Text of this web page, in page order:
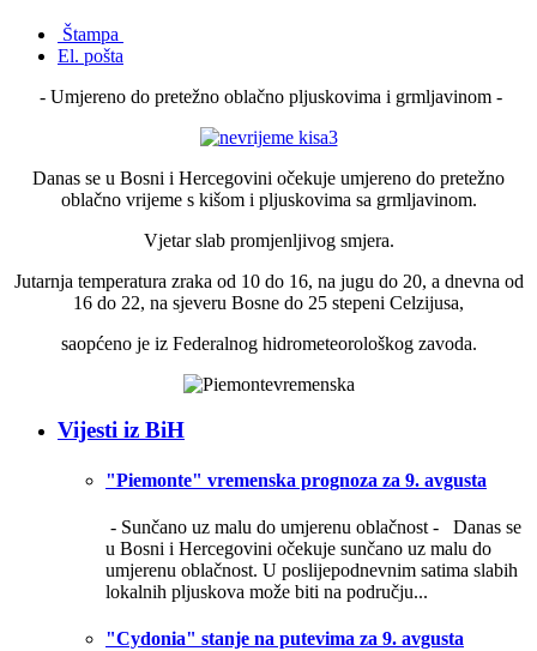
Štampa
El. pošta
- Umjereno do pretežno oblačno pljuskovima i grmljavinom -
Danas se u Bosni i Hercegovini očekuje umjereno do pretežno
oblačno vrijeme s kišom i pljuskovima sa grmljavinom.
Vjetar slab promjenljivog smjera.
Jutarnja temperatura zraka od 10 do 16, na jugu do 20, a dnevna od
16 do 22, na sjeveru Bosne do 25 stepeni Celzijusa,
saopćeno je iz Federalnog hidrometeorološkog zavoda.
Vijesti iz BiH
"Piemonte" vremenska prognoza za 9. avgusta
- Sunčano uz malu do umjerenu oblačnost -
Danas se
u Bosni i Hercegovini očekuje sunčano uz malu do
umjerenu oblačnost. U poslijepodnevnim satima slabih
lokalnih pljuskova može biti na području...
"Cydonia" stanje na putevima za 9. avgusta